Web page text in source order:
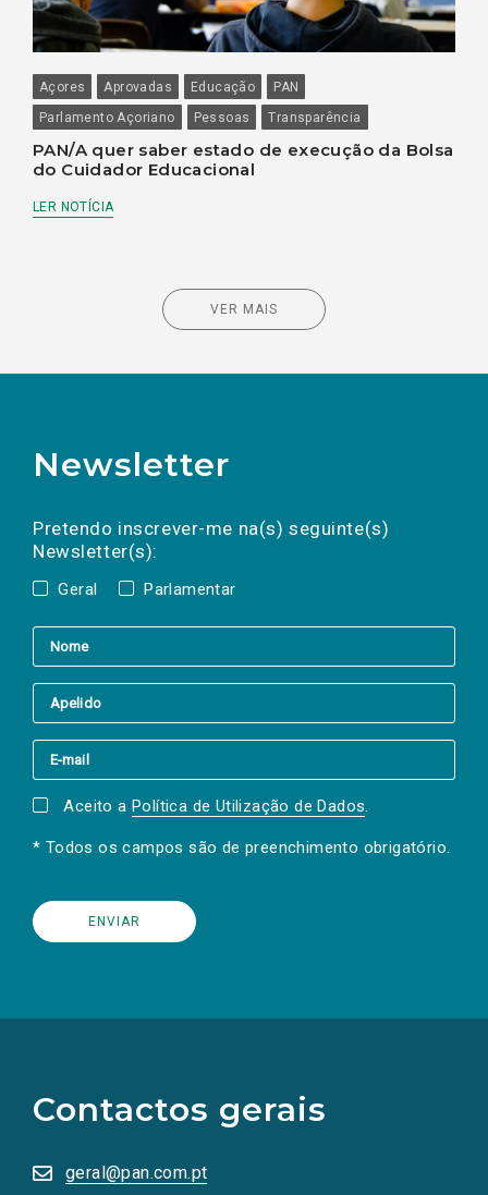
Açores Aprovadas Educação
PAN
Parlamento Açoriano
Pessoas Transparência
PAN/A quer saber estado de execução da Bolsa
do Cuidador Educacional
LER NOTÍCIA
VER MAIS
Newsletter
Pretendo inscrever-me na(s) seguinte(s)
Newsletter(s):
Geral Parlamentar
a(s) newsletter(s).
mail
Aceito a Política de Utilização de Dados.
* Todos os campos são de preenchimento obrigatório.
Contactos gerais
geral@pan.com.pt
redes
sociais
numa
nova